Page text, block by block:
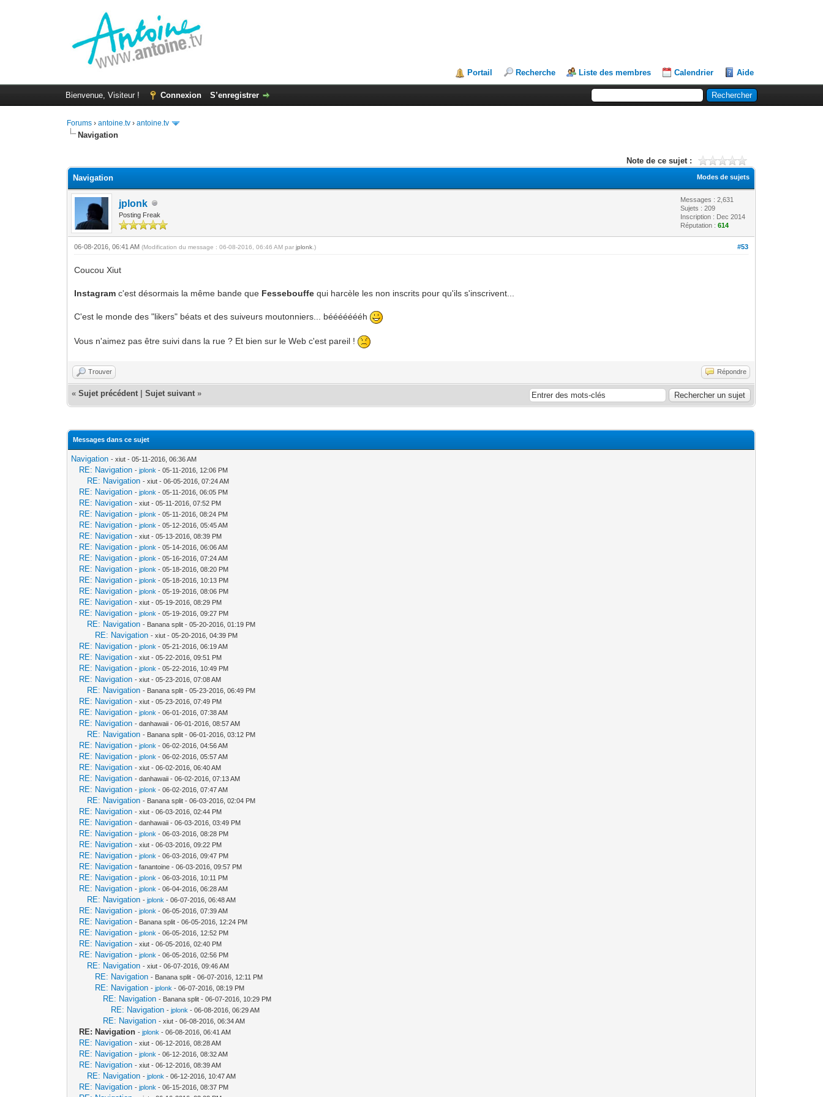
Portail Recherche Liste des membres Calendrier Aide
Bienvenue, Visiteur ! Connexion S’enregistrer
Forums ›antoine.tv ›antoine.tv
Navigation
Note de ce sujet :
Modes de sujets
Navigation
jplonk
Posting Freak
Messages : 2,631
Sujets : 209
Inscription : Dec 2014
Réputation :614
#53
06-08-2016, 06:41 AM(Modification du message : 06-08-2016, 06:46 AM parjplonk .)
Coucou Xiut
Instagram c'est désormais la même bande que Fessebouffe qui harcèle les non inscrits pour qu'ils s'inscrivent...
C'est le monde des "likers" béats et des suiveurs moutonniers... béééééééh
Vous n'aimez pas être suivi dans la rue ? Et bien sur le Web c'est pareil !
Trouver Répondre
«Sujet précédent |Sujet suivant »
Messages dans ce sujet
Navigation - xiut - 05-11-2016, 06:36 AM
RE: Navigation -jplonk - 05-11-2016, 12:06 PM
RE: Navigation - xiut - 06-05-2016, 07:24 AM
RE: Navigation -jplonk - 05-11-2016, 06:05 PM
RE: Navigation - xiut - 05-11-2016, 07:52 PM
RE: Navigation -jplonk - 05-11-2016, 08:24 PM
RE: Navigation -jplonk - 05-12-2016, 05:45 AM
RE: Navigation - xiut - 05-13-2016, 08:39 PM
RE: Navigation -jplonk - 05-14-2016, 06:06 AM
RE: Navigation -jplonk - 05-16-2016, 07:24 AM
RE: Navigation -jplonk - 05-18-2016, 08:20 PM
RE: Navigation -jplonk - 05-18-2016, 10:13 PM
RE: Navigation -jplonk - 05-19-2016, 08:06 PM
RE: Navigation - xiut - 05-19-2016, 08:29 PM
RE: Navigation -jplonk - 05-19-2016, 09:27 PM
RE: Navigation - Banana split - 05-20-2016, 01:19 PM
RE: Navigation - xiut - 05-20-2016, 04:39 PM
RE: Navigation -jplonk - 05-21-2016, 06:19 AM
RE: Navigation - xiut - 05-22-2016, 09:51 PM
RE: Navigation -jplonk - 05-22-2016, 10:49 PM
RE: Navigation - xiut - 05-23-2016, 07:08 AM
RE: Navigation - Banana split - 05-23-2016, 06:49 PM
RE: Navigation - xiut - 05-23-2016, 07:49 PM
RE: Navigation -jplonk - 06-01-2016, 07:38 AM
RE: Navigation - danhawaii - 06-01-2016, 08:57 AM
RE: Navigation - Banana split - 06-01-2016, 03:12 PM
RE: Navigation -jplonk - 06-02-2016, 04:56 AM
RE: Navigation -jplonk - 06-02-2016, 05:57 AM
RE: Navigation - xiut - 06-02-2016, 06:40 AM
RE: Navigation - danhawaii - 06-02-2016, 07:13 AM
RE: Navigation -jplonk - 06-02-2016, 07:47 AM
RE: Navigation - Banana split - 06-03-2016, 02:04 PM
RE: Navigation - xiut - 06-03-2016, 02:44 PM
RE: Navigation - danhawaii - 06-03-2016, 03:49 PM
RE: Navigation -jplonk - 06-03-2016, 08:28 PM
RE: Navigation - xiut - 06-03-2016, 09:22 PM
RE: Navigation -jplonk - 06-03-2016, 09:47 PM
RE: Navigation - fanantoine - 06-03-2016, 09:57 PM
RE: Navigation -jplonk - 06-03-2016, 10:11 PM
RE: Navigation -jplonk - 06-04-2016, 06:28 AM
RE: Navigation -jplonk - 06-07-2016, 06:48 AM
RE: Navigation -jplonk - 06-05-2016, 07:39 AM
RE: Navigation - Banana split - 06-05-2016, 12:24 PM
RE: Navigation -jplonk - 06-05-2016, 12:52 PM
RE: Navigation - xiut - 06-05-2016, 02:40 PM
RE: Navigation -jplonk - 06-05-2016, 02:56 PM
RE: Navigation - xiut - 06-07-2016, 09:46 AM
RE: Navigation - Banana split - 06-07-2016, 12:11 PM
RE: Navigation -jplonk - 06-07-2016, 08:19 PM
RE: Navigation - Banana split - 06-07-2016, 10:29 PM
RE: Navigation -jplonk - 06-08-2016, 06:29 AM
RE: Navigation - xiut - 06-08-2016, 06:34 AM
RE: Navigation -jplonk - 06-08-2016, 06:41 AM
RE: Navigation - xiut - 06-12-2016, 08:28 AM
RE: Navigation -jplonk - 06-12-2016, 08:32 AM
RE: Navigation - xiut - 06-12-2016, 08:39 AM
RE: Navigation -jplonk - 06-12-2016, 10:47 AM
RE: Navigation -jplonk - 06-15-2016, 08:37 PM